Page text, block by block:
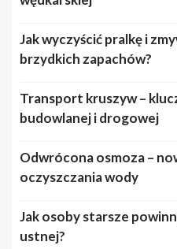
Jak wyczyścić pralkę i
brzydkich zapachów?
Transport kruszyw –
budowlanej i drogowej
Odwrócona osmoza –
oczyszczania wody
Jak osoby starsze
ustnej?